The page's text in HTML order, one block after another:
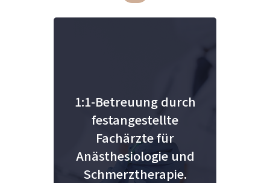
1:1-Betreuung durch
festangestellte
Fachärzte für
Anästhesiologie und
Schmerztherapie.